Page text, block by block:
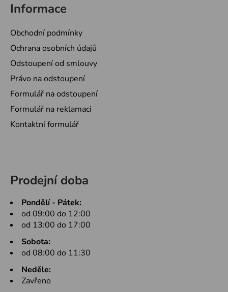
Informace
Obchodní podmínky
Ochrana osobních údajů
Odstoupení od smlouvy
Právo na odstoupení
Formulář na odstoupení
Formulář na reklamaci
Kontaktní formulář
Prodejní doba
Pondělí - Pátek:
od 09:00 do 12:00
od 13:00 do 17:00
Sobota:
od 08:00 do 11:30
Neděle:
Zavřeno